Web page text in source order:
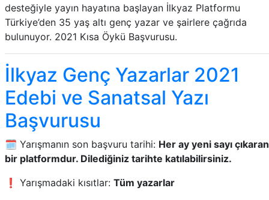
desteğiyle yayın hayatına başlayan İlkyaz Platformu
Türkiye’den 35 yaş altı genç yazar ve şairlere çağrıda
bulunuyor. 2021 Kısa Öykü Başvurusu.
İlkyaz Genç Yazarlar 2021
Edebi ve Sanatsal Yazı
Başvurusu
🗓️ Yarışmanın son başvuru tarihi: Her ay yeni sayı çıkaran
bir platformdur. Dilediğiniz tarihte katılabilirsiniz.
❗ Yarışmadaki kısıtlar: Tüm yazarlar